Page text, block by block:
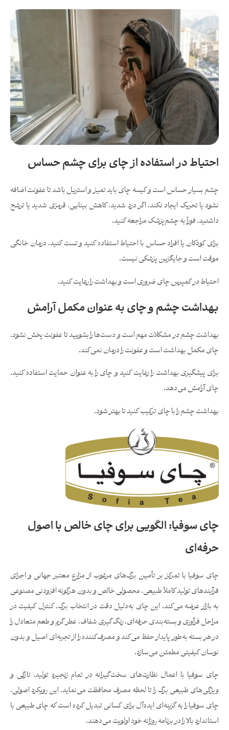
احتیاط در استفاده از چای برای چشم حساس
چشم بسیار حساس است و کیسه چای باید تمیز و استریل باشد تا عفونت اضافه
نشود یا تحریک ایجاد نکند. اگر درد شدید، کاهش بینایی، قرمزی شدید یا ترشح
داشتید، فوراً به چشم‌پزشک مراجعه کنید.
برای کودکان یا افراد حساس با احتیاط استفاده کنید و تست کنید. درمان خانگی
موقت است و جایگزین پزشکی نیست.
احتیاط در کمپرس چای ضروری است و بهداشت را رعایت کنید.
بهداشت چشم و چای به عنوان مکمل آرامش
بهداشت چشم در مشکلات مهم است و دست‌ها را بشویید تا عفونت پخش نشود.
چای مکمل بهداشت است و عفونت را درمان نمی‌کند.
برای پیشگیری بهداشت را رعایت کنید و چای را به عنوان حمایت استفاده کنید.
چای آرامش می‌دهد.
بهداشت چشم را با چای ترکیب کنید تا بهتر شود.
چای سوفیا: الگویی برای چای خالص با اصول
حرفه‌ای
چای سوفیا با تمرکز بر تأمین برگ‌های مرغوب از مزارع معتبر جهانی و اجرای
فرآیندهای تولید کاملاً طبیعی، محصولی خالص و بدون هرگونه افزودنی مصنوعی
به بازار عرضه می‌کند. این چای به‌دلیل دقت در انتخاب برگ، کنترل کیفیت در
مراحل فرآوری و بسته‌بندی حرفه‌ای، رنگ‌گیری شفاف، عطر گرم و طعم متعادل را
در هر بسته به‌طور پایدار حفظ می‌کند و مصرف‌کننده را از تجربه‌ای اصیل و بدون
نوسان کیفیتی مطمئن می‌سازد.
چای سوفیا با اعمال نظارت‌های سخت‌گیرانه در تمام زنجیره تولید، تازگی و
ویژگی‌های طبیعی برگ را تا لحظه مصرف محافظت می‌نماید. این رویکرد اصولی،
چای سوفیا را به گزینه‌ای ایده‌آل برای کسانی تبدیل کرده است که چای طبیعی با
استاندارد بالا را در برنامه روزانه خود اولویت می‌دهند.